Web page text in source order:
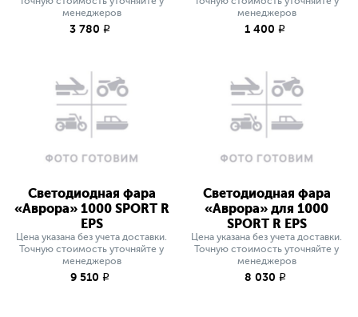
менеджеров
3 780 q
менеджеров
1 400 q
Светодиодная фара
«Аврора» 1000 SPORT R
EPS
Цена указана без учета доставки.
Точную стоимость уточняйте у
менеджеров
9 510 q
Светодиодная фара
«Аврора» для 1000
SPORT R EPS
Цена указана без учета доставки.
Точную стоимость уточняйте у
менеджеров
8 030 q